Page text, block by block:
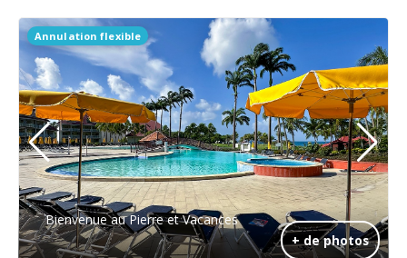
+ de photos
Annulation flexible
Bienvenue au Pierre et Vacances